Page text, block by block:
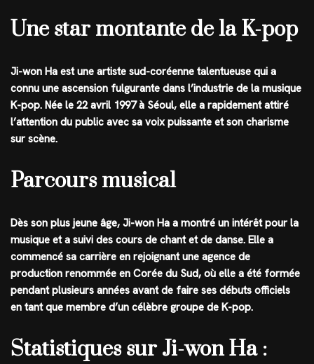
Une star montante de la K-pop
Ji-won Ha est une artiste sud-coréenne talentueuse qui a
connu une ascension fulgurante dans l’industrie de la musique
K-pop. Née le 22 avril 1997 à Séoul, elle a rapidement attiré
l’attention du public avec sa voix puissante et son charisme
sur scène.
Parcours musical
Dès son plus jeune âge, Ji-won Ha a montré un intérêt pour la
musique et a suivi des cours de chant et de danse. Elle a
commencé sa carrière en rejoignant une agence de
production renommée en Corée du Sud, où elle a été formée
pendant plusieurs années avant de faire ses débuts officiels
en tant que membre d’un célèbre groupe de K-pop.
Statistiques sur Ji-won Ha :